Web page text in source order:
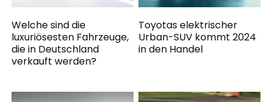
Welche sind die
luxuriösesten Fahrzeuge,
die in Deutschland
verkauft werden?
Toyotas elektrischer
Urban-SUV kommt 2024
in den Handel